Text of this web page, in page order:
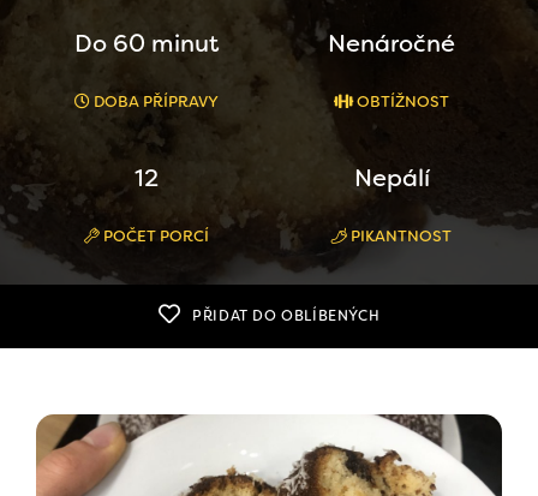
Do 60 minut
DOBA PŘÍPRAVY
Nenáročné
OBTÍŽNOST
12
POČET PORCÍ
Nepálí
PIKANTNOST
PŘIDAT DO OBLÍBENÝCH